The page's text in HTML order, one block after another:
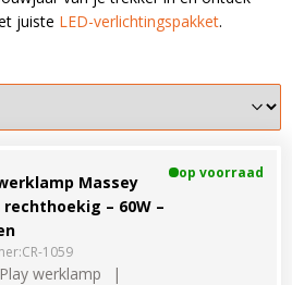
juiste LED-verlichtingspakket.
werklamp Massey
rechthoekig – 60W –
CR-1059
op voorraad
werklamp